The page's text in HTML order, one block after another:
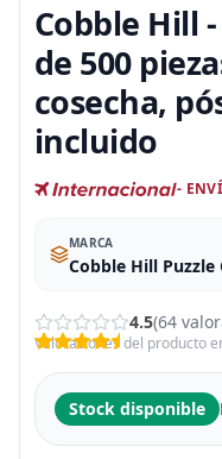
Cobble Hill
de 500
cosecha,
incluido
-
MARCA
4.5(64
Valoraciones del producto
Stock disponible